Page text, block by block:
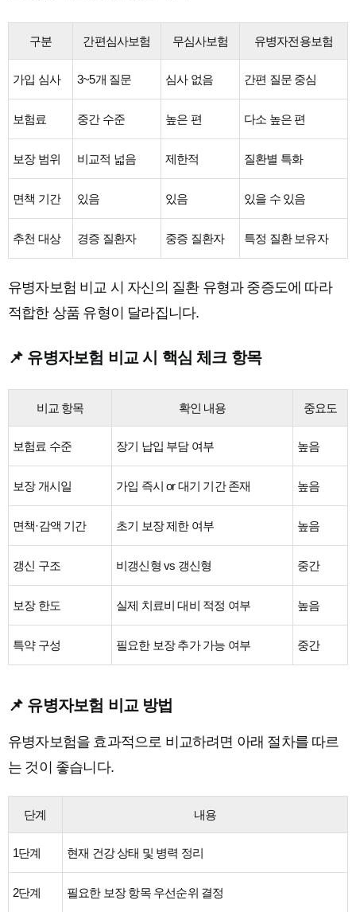
구분 간편심사보험 무심사보험 유병자전용보험
가입 심사 3~5개 질문 심사 없음 간편 질문 중심
보험료 중간 수준 높은 편 다소 높은 편
보장 범위 비교적 넓음 제한적 질환별 특화
면책 기간 있음 있음 있을 수 있음
추천 대상 경증 질환자 중증 질환자 특정 질환 보유자
유병자보험 비교 시 자신의 질환 유형과 중증도에 따라
적합한 상품 유형이 달라집니다.
📌 유병자보험 비교 시 핵심 체크 항목
비교 항목 확인 내용 중요도
보험료 수준 장기 납입 부담 여부 높음
보장 개시일 가입 즉시 or 대기 기간 존재 높음
면책·감액 기간 초기 보장 제한 여부 높음
갱신 구조 비갱신형 vs 갱신형 중간
보장 한도 실제 치료비 대비 적정 여부 높음
특약 구성 필요한 보장 추가 가능 여부 중간
📌 유병자보험 비교 방법
유병자보험을 효과적으로 비교하려면 아래 절차를 따르
는 것이 좋습니다.
단계 내용
1단계 현재 건강 상태 및 병력 정리
2단계 필요한 보장 항목 우선순위 결정